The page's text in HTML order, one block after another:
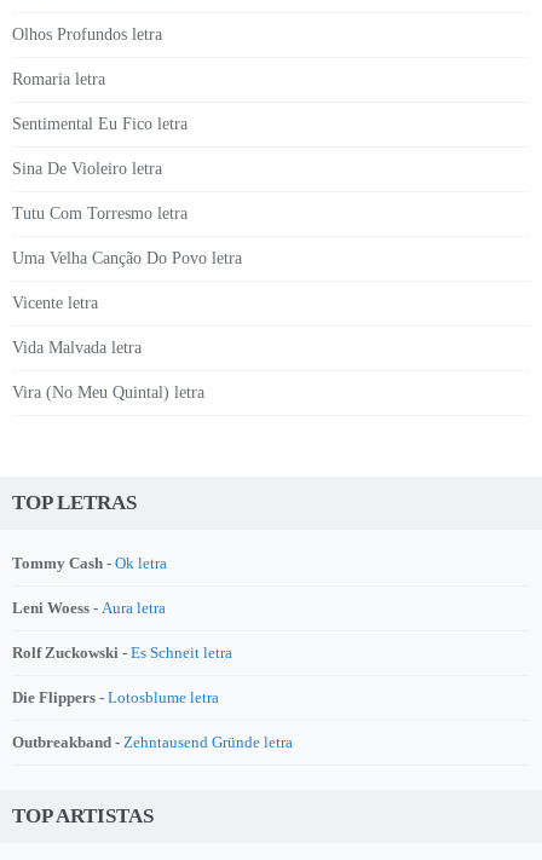
Olhos Profundos letra
Romaria letra
Sentimental Eu Fico letra
Sina De Violeiro letra
Tutu Com Torresmo letra
Uma Velha Canção Do Povo letra
Vicente letra
Vida Malvada letra
Vira (No Meu Quintal) letra
TOP LETRAS
Tommy Cash - Ok letra
Leni Woess - Aura letra
Rolf Zuckowski - Es Schneit letra
Die Flippers - Lotosblume letra
Outbreakband - Zehntausend Gründe letra
TOP ARTISTAS